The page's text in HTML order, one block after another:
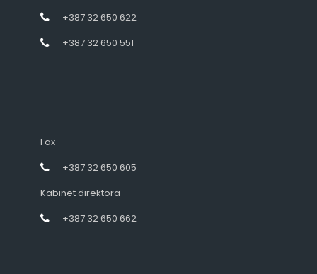
+387 32 650 622
+387 32 650 551
Fax
+387 32 650 605
Kabinet direktora
+387 32 650 662